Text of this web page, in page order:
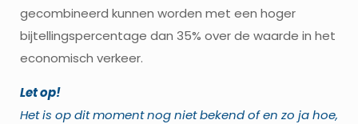
gecombineerd kunnen worden met een hoger
bijtellingspercentage dan 35% over de waarde in het
economisch verkeer.
Let op!
Het is op dit moment nog niet bekend of en zo ja hoe,